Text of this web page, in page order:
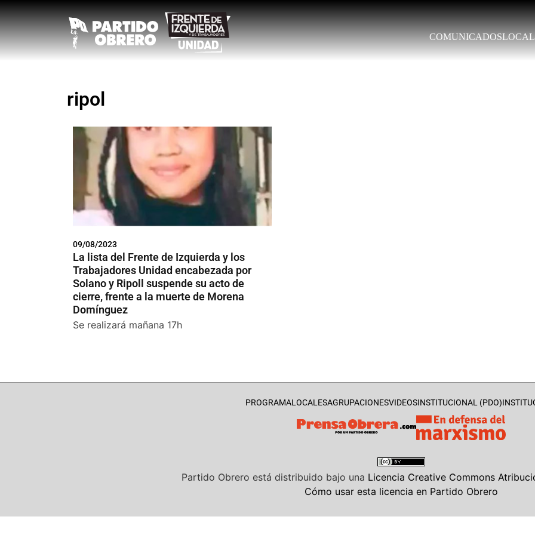
COMUNICADOS
ripol
09/08/2023
La lista del Frente de Izquierda y los
Trabajadores Unidad encabezada por
Solano y Ripoll suspende su acto de
cierre, frente a la muerte de Morena
Domínguez
Se realizará mañana 17h
PROGRAMALOCALESAGRUPACIONESVIDEOSINSTITUCIONAL (PDO)
Partido Obrero está distribuido bajo una Licencia Creative Commons
Cómo usar esta licencia en Partido Obrero